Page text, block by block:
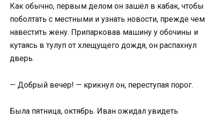
Как обычно, первым делом он зашёл в кабак, чтобы
поболтать с местными и узнать новости, прежде чем
навестить жену. Припарковав машину у обочины и
кутаясь в тулуп от хлещущего дождя, он распахнул
дверь.
— Добрый вечер! — крикнул он, переступая порог.
Была пятница, октябрь. Иван ожидал увидеть